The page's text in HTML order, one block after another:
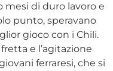
mesi di duro lavoro e
punto, speravano
gioco con i Chili.
e l’agitazione
ferraresi, che si